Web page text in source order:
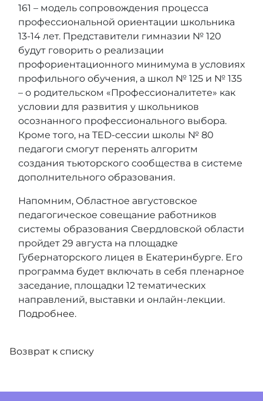
161 – модель сопровождения процесса
профессиональной ориентации школьника
13-14 лет. Представители гимназии № 120
будут говорить о реализации
профориентационного минимума в условиях
профильного обучения, а школ № 125 и № 135
– о родительском «Профессионалитете» как
условии для развития у школьников
осознанного профессионального выбора.
Кроме того, на TED-сессии школы № 80
педагоги смогут перенять алгоритм
создания тьюторского сообщества в системе
дополнительного образования.
Напомним, Областное августовское
педагогическое совещание работников
системы образования Свердловской области
пройдет 29 августа на площадке
Губернаторского лицея в Екатеринбурге. Его
программа будет включать в себя пленарное
заседание, площадки 12 тематических
направлений, выставки и онлайн-лекции.
Подробнее.
Возврат к списку